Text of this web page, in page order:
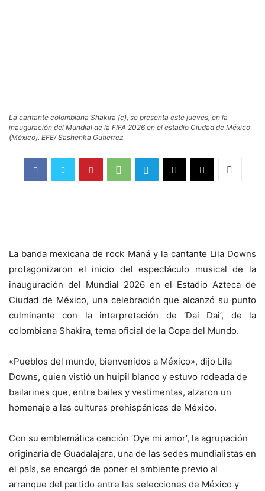
La cantante colombiana Shakira (c), se presenta este jueves, en la
inauguración del Mundial de la FIFA 2026 en el estadio Ciudad de México
(México). EFE/ Sashenka Gutierrez
La banda mexicana de rock Maná y la cantante Lila Downs
protagonizaron el inicio del espectáculo musical de la
inauguración del Mundial 2026 en el Estadio Azteca de
Ciudad de México, una celebración que alcanzó su punto
culminante con la interpretación de ‘Dai Dai’, de la
colombiana Shakira, tema oficial de la Copa del Mundo.
«Pueblos del mundo, bienvenidos a México», dijo Lila
Downs, quien vistió un huipil blanco y estuvo rodeada de
bailarines que, entre bailes y vestimentas, alzaron un
homenaje a las culturas prehispánicas de México.
Con su emblemática canción ‘Oye mi amor’, la agrupación
originaria de Guadalajara, una de las sedes mundialistas en
el país, se encargó de poner el ambiente previo al
arranque del partido entre las selecciones de México y